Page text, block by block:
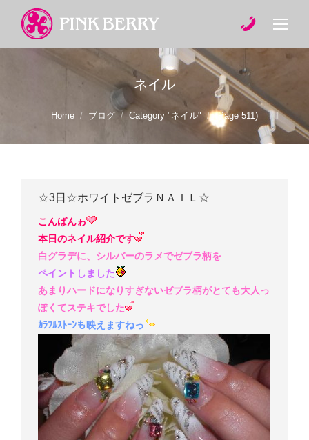
ネイル
You are here:
Home ブログ Category "ネイル" (Page 511)
☆3日☆ホワイトゼブラＮＡＩＬ☆
こんばんゎ
本日のネイル紹介です
白グラデに、シルバーのラメでゼブラ柄を
ペイントしました
あまりハードになりすぎないゼブラ柄がとても大人っ
ぽくてステキでした
ｶﾗﾌﾙｽﾄｰﾝも映えますねっ